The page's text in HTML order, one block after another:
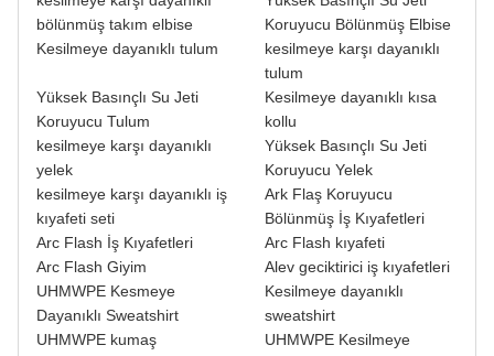
bölünmüş takım elbise
Koruyucu Bölünmüş Elbise
Kesilmeye dayanıklı tulum
kesilmeye karşı dayanıklı
tulum
Yüksek Basınçlı Su Jeti
Koruyucu Tulum
Kesilmeye dayanıklı kısa
kollu
kesilmeye karşı dayanıklı
yelek
Yüksek Basınçlı Su Jeti
Koruyucu Yelek
kesilmeye karşı dayanıklı iş
kıyafeti seti
Ark Flaş Koruyucu
Bölünmüş İş Kıyafetleri
Arc Flash İş Kıyafetleri
Arc Flash kıyafeti
Arc Flash Giyim
Alev geciktirici iş kıyafetleri
UHMWPE Kesmeye
Dayanıklı Sweatshirt
Kesilmeye dayanıklı
sweatshirt
UHMWPE kumaş
UHMWPE Kesilmeye